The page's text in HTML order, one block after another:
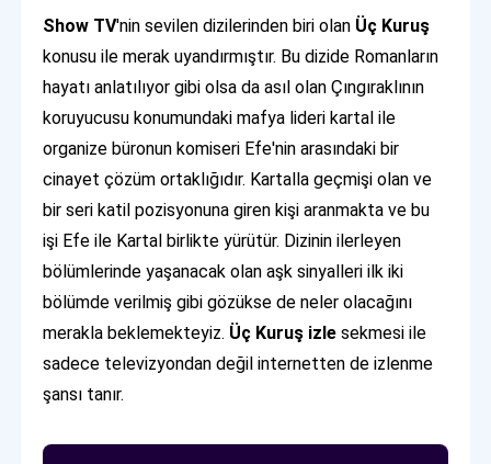
Show TV'nin sevilen dizilerinden biri olan Üç Kuruş
konusu ile merak uyandırmıştır. Bu dizide Romanların
hayatı anlatılıyor gibi olsa da asıl olan Çıngıraklının
koruyucusu konumundaki mafya lideri kartal ile
organize büronun komiseri Efe'nin arasındaki bir
cinayet çözüm ortaklığıdır. Kartalla geçmişi olan ve
bir seri katil pozisyonuna giren kişi aranmakta ve bu
işi Efe ile Kartal birlikte yürütür. Dizinin ilerleyen
bölümlerinde yaşanacak olan aşk sinyalleri ilk iki
bölümde verilmiş gibi gözükse de neler olacağını
merakla beklemekteyiz. Üç Kuruş izle sekmesi ile
sadece televizyondan değil internetten de izlenme
şansı tanır.